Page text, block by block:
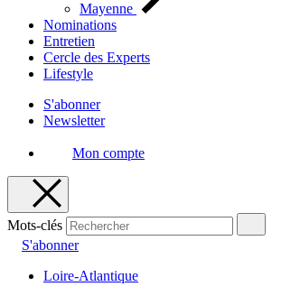
Mayenne
Nominations
Entretien
Cercle des Experts
Lifestyle
S'abonner
Newsletter
Mon compte
Mots-clés
S'abonner
Loire-Atlantique